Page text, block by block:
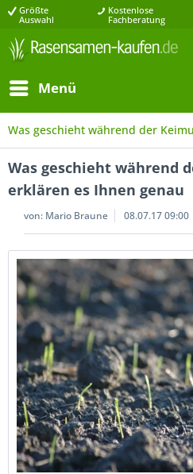
Größte
Auswahl
Kostenlose
Fachberatung
Menü
Was geschieht während der
Was geschieht während
erklären es Ihnen genau
von: Mario Braune 08.07.17 09:00